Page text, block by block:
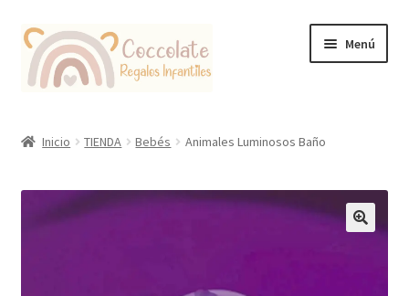
Ir
la
Ir
contenido
Menú
Inicio TIENDA Bebés Animales Luminosos Baño